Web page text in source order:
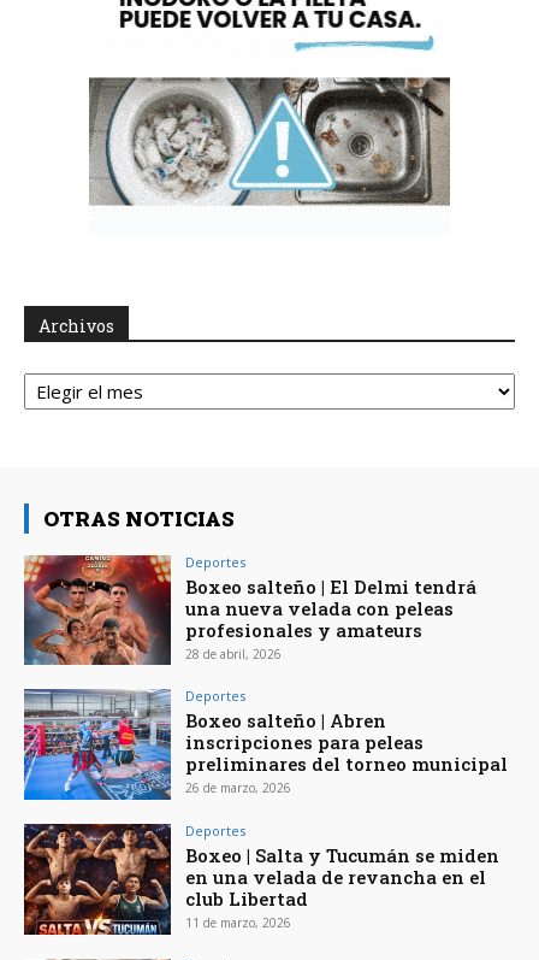
Archivos
Archivos
OTRAS NOTICIAS
Deportes
Boxeo salteño | El Delmi tendrá
una nueva velada con peleas
profesionales y amateurs
28 de abril, 2026
Deportes
Boxeo salteño | Abren
inscripciones para peleas
preliminares del torneo municipal
26 de marzo, 2026
Deportes
Boxeo | Salta y Tucumán se miden
en una velada de revancha en el
club Libertad
11 de marzo, 2026